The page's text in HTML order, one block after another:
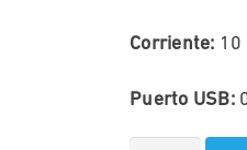
Corriente: 10
Puerto USB: